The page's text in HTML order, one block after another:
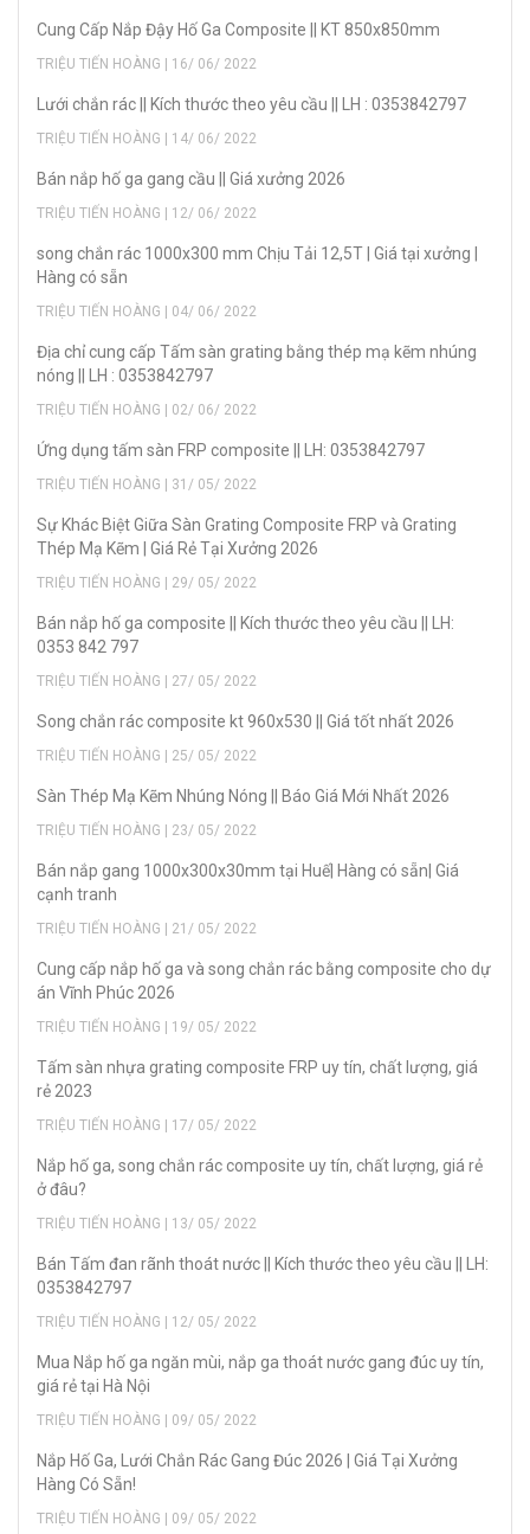
Cung Cấp Nắp Đậy Hố Ga Composite || KT 850x850mm
TRIỆU TIẾN HOÀNG | 16/ 06/ 2022
Lưới chắn rác || Kích thước theo yêu cầu || LH : 0353842797
TRIỆU TIẾN HOÀNG | 14/ 06/ 2022
Bán nắp hố ga gang cầu || Giá xưởng 2026
TRIỆU TIẾN HOÀNG | 12/ 06/ 2022
song chắn rác 1000x300 mm Chịu Tải 12,5T | Giá tại xưởng |
Hàng có sẵn
TRIỆU TIẾN HOÀNG | 04/ 06/ 2022
Địa chỉ cung cấp Tấm sàn grating bằng thép mạ kẽm nhúng
nóng || LH : 0353842797
TRIỆU TIẾN HOÀNG | 02/ 06/ 2022
Ứng dụng tấm sàn FRP composite || LH: 0353842797
TRIỆU TIẾN HOÀNG | 31/ 05/ 2022
Sự Khác Biệt Giữa Sàn Grating Composite FRP và Grating
Thép Mạ Kẽm | Giá Rẻ Tại Xưởng 2026
TRIỆU TIẾN HOÀNG | 29/ 05/ 2022
Bán nắp hố ga composite || Kích thước theo yêu cầu || LH:
0353 842 797
TRIỆU TIẾN HOÀNG | 27/ 05/ 2022
Song chắn rác composite kt 960x530 || Giá tốt nhất 2026
TRIỆU TIẾN HOÀNG | 25/ 05/ 2022
Sàn Thép Mạ Kẽm Nhúng Nóng || Báo Giá Mới Nhất 2026
TRIỆU TIẾN HOÀNG | 23/ 05/ 2022
Bán nắp gang 1000x300x30mm tại Huế| Hàng có sẵn| Giá
cạnh tranh
TRIỆU TIẾN HOÀNG | 21/ 05/ 2022
Cung cấp nắp hố ga và song chắn rác bằng composite cho dự
án Vĩnh Phúc 2026
TRIỆU TIẾN HOÀNG | 19/ 05/ 2022
Tấm sàn nhựa grating composite FRP uy tín, chất lượng, giá
rẻ 2023
TRIỆU TIẾN HOÀNG | 17/ 05/ 2022
Nắp hố ga, song chắn rác composite uy tín, chất lượng, giá rẻ
ở đâu?
TRIỆU TIẾN HOÀNG | 13/ 05/ 2022
Bán Tấm đan rãnh thoát nước || Kích thước theo yêu cầu || LH:
0353842797
TRIỆU TIẾN HOÀNG | 12/ 05/ 2022
Mua Nắp hố ga ngăn mùi, nắp ga thoát nước gang đúc uy tín,
giá rẻ tại Hà Nội
TRIỆU TIẾN HOÀNG | 09/ 05/ 2022
Nắp Hố Ga, Lưới Chắn Rác Gang Đúc 2026 | Giá Tại Xưởng
Hàng Có Sẵn!
TRIỆU TIẾN HOÀNG | 09/ 05/ 2022